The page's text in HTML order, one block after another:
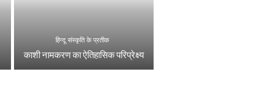
हिन्दू संस्कृति के प्रतीक
काशी नामकरण का ऐतिहासिक परिप्रेक्ष्य